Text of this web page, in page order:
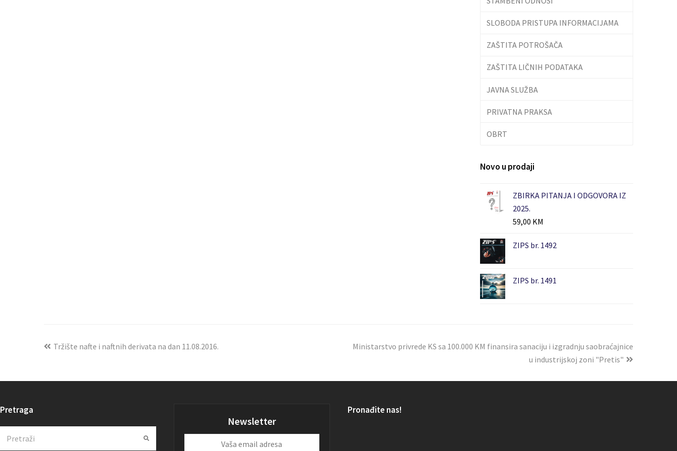
SLOBODA PRISTUPA INFORMACIJAMA
ZAŠTITA POTROŠAČA
ZAŠTITA LIČNIH PODATAKA
JAVNA SLUŽBA
PRIVATNA PRAKSA
OBRT
Novo u prodaji
ZBIRKA PITANJA I ODGOVORA IZ
2025.
59,00 KM
ZIPS br. 1492
ZIPS br. 1491
Tržište nafte i naftnih derivata na dan 11.08.2016.
Ministarstvo privrede KS sa 100.000 KM finansira sanaciju i izgradnju saobraćajnice
u industrijskoj zoni "Pretis"
Pretraga
Submit
Newsletter
Pronađite nas!